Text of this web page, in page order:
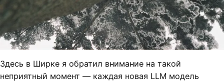
Здесь в Ширке я обратил внимание на такой
неприятный момент — каждая новая LLM модель